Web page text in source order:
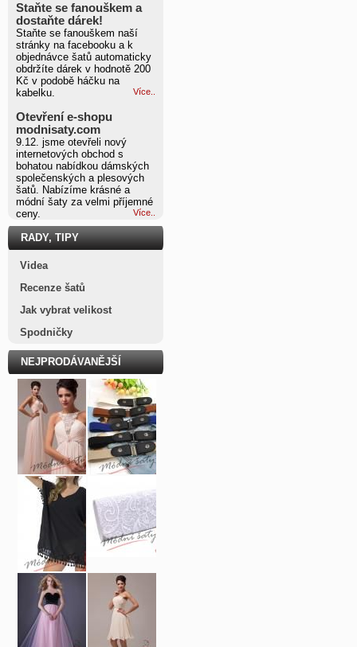
Staňte se fanouškem a
dostaňte dárek!
Staňte se fanouškem naší
stránky na facebooku a k
objednávce šatů automaticky
obdržíte dárek v hodnotě 200
Kč v podobě háčku na
kabelku.
Více..
Otevření e-shopu
modnisaty.com
9.12. jsme otevřeli nový
internetových obchod s
bohatou nabídkou dámských
společenských a plesových
šatů. Nabízíme krásné a
módní šaty za velmi příjemné
ceny.
Více..
RADY, TIPY
Videa
Recenze šatů
Jak vybrat velikost
Spodničky
NEJPRODÁVANĚJŠÍ